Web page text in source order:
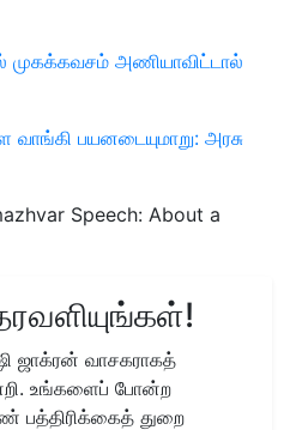
முகக்கவசம் அணியாவிட்டால்
பயனடையுமாறு: அரசு
Speech: About a
ஜாக்ரன் வாசகராகத்
உங்களைப் போன்ற
பத்திரிக்கைத் துறை